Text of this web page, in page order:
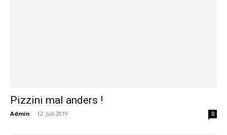
Pizzini mal anders !
Admin - 12. Juli 2019 0